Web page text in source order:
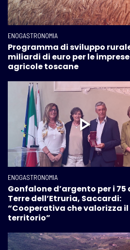
ENOGASTRONOMIA
Programma di sviluppo
miliardi di euro per le imprese
agricole toscane
ENOGASTRONOMIA
Gonfalone d’argento per i 75
Terre dell’Etruria, Saccardi:
“Cooperativa che valorizza il
territorio”